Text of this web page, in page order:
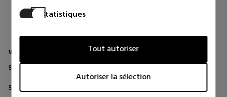
Statistiques
à comprendre comment les visiteurs interagissent avec les
sites web en collectant et en fournissant des informations
de manière anonyme.
Marketing
Tout autoriser
Autoriser la sélection
VANS
SAC À DOS OLD SKOOL DROP V
Sacs à dos et sacs banane
TOMMY HILFIGER BAGS
SAC À DOS AU DESIGN
CENTRAL MODERNE
Sacs à dos et sacs banane